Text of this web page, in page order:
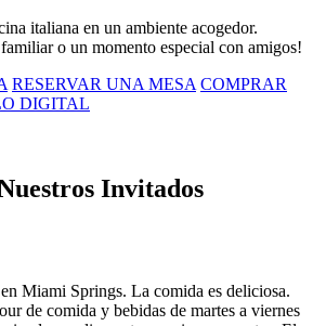
italiana en un ambiente acogedor.
familiar o un momento especial con amigos!
RESERVAR UNA MESA COMPRAR
DIGITAL
Invitados
Miami Springs. La comida es deliciosa.
de comida y bebidas de martes a viernes